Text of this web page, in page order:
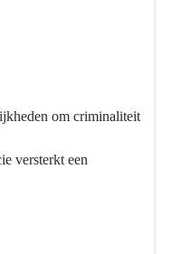
om criminaliteit
versterkt een